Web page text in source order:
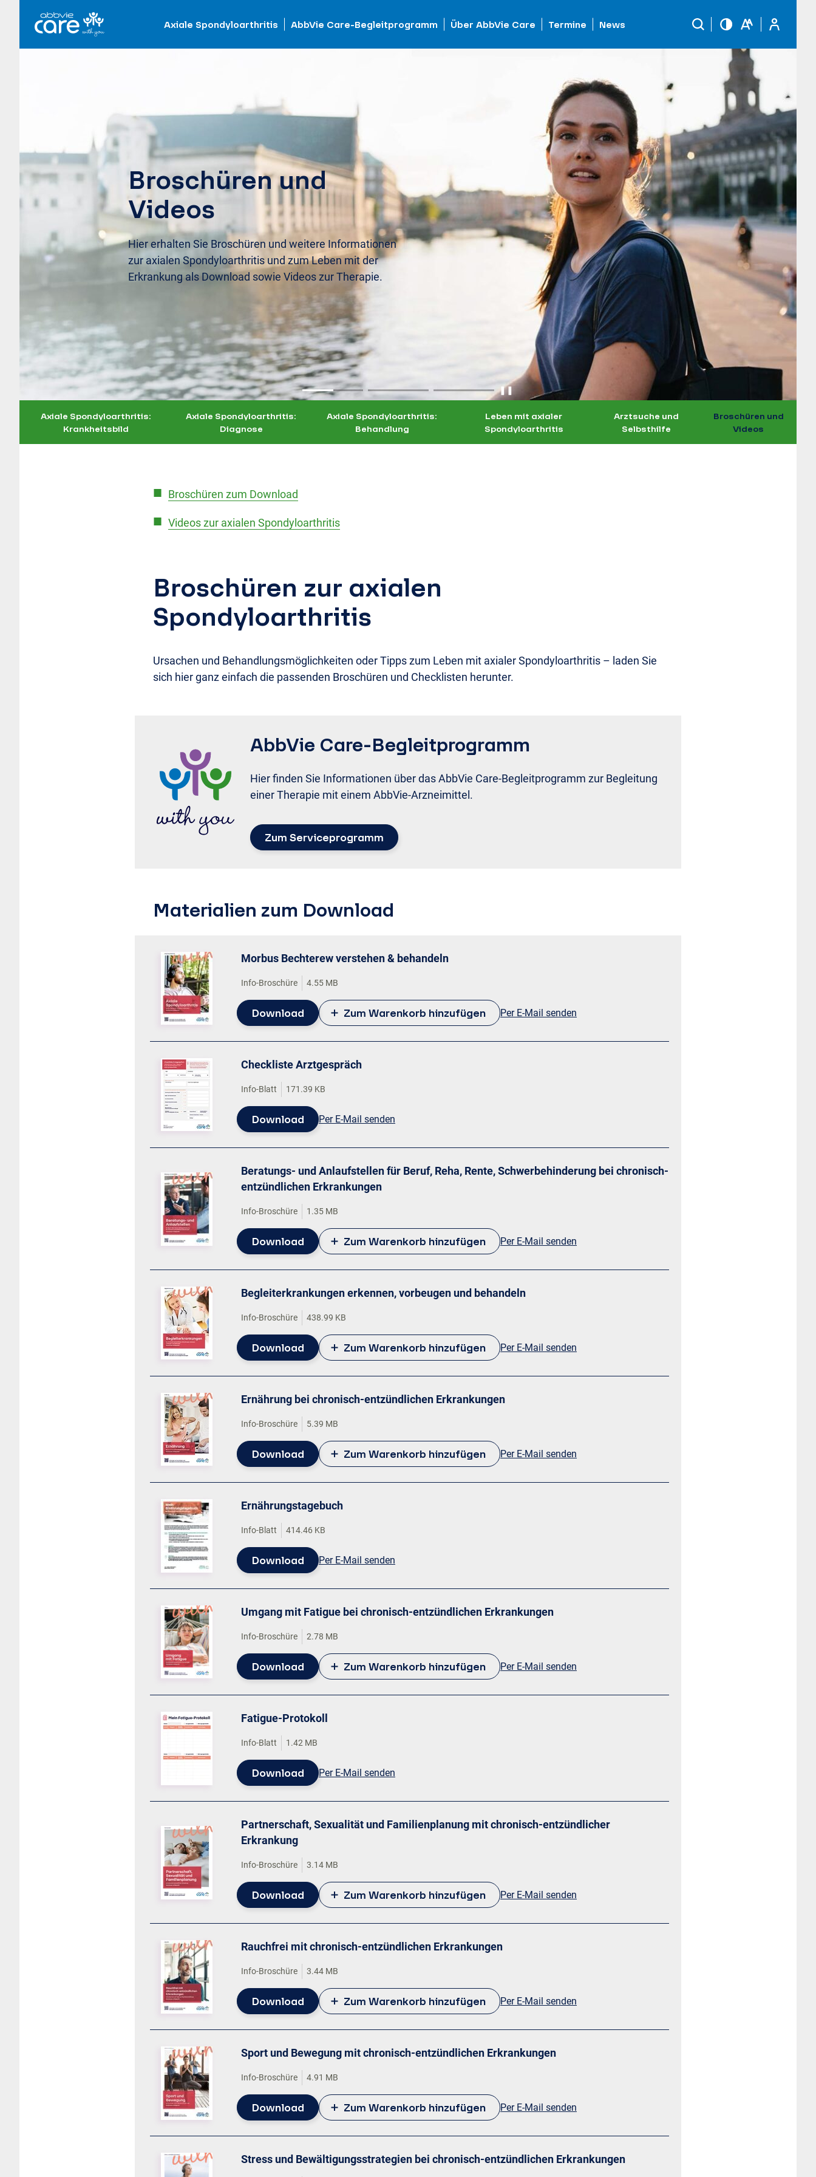
Axiale Spondyloarthritis AbbVie Care-Begleitprogramm Über AbbVie Care Termine News
Broschüren und
Videos
Hier erhalten Sie Broschüren und weitere Informationen
zur axialen Spondyloarthritis und zum Leben mit der
Erkrankung als Download sowie Videos zur Therapie.
❚❚
Axiale Spondyloarthritis:
Krankheitsbild
Axiale Spondyloarthritis:
Diagnose
Axiale Spondyloarthritis:
Behandlung
Leben mit axialer
Spondyloarthritis
Arztsuche und
Selbsthilfe
Broschüren und
Videos
Broschüren zum Download
Videos zur axialen Spondyloarthritis
Broschüren zur axialen
Spondyloarthritis
Ursachen und Behandlungsmöglichkeiten oder Tipps zum Leben mit axialer Spondyloarthritis – laden Sie
sich hier ganz einfach die passenden Broschüren und Checklisten herunter.
AbbVie Care-Begleitprogramm
Hier finden Sie Informationen über das AbbVie Care-Begleitprogramm zur Begleitung
einer Therapie mit einem AbbVie-Arzneimittel.
Zum Serviceprogramm
Materialien zum Download
Morbus Bechterew verstehen & behandeln
Info-Broschüre 4.55 MB
Download Zum Warenkorb hinzufügen Per E-Mail senden
Checkliste Arztgespräch
Info-Blatt 171.39 KB
Download Per E-Mail senden
Beratungs- und Anlaufstellen für Beruf, Reha, Rente, Schwerbehinderung bei chronisch-
entzündlichen Erkrankungen
Info-Broschüre 1.35 MB
Download Zum Warenkorb hinzufügen Per E-Mail senden
Begleiterkrankungen erkennen, vorbeugen und behandeln
Info-Broschüre 438.99 KB
Download Zum Warenkorb hinzufügen Per E-Mail senden
Ernährung bei chronisch-entzündlichen Erkrankungen
Info-Broschüre 5.39 MB
Download Zum Warenkorb hinzufügen Per E-Mail senden
Ernährungstagebuch
Info-Blatt 414.46 KB
Download Per E-Mail senden
Umgang mit Fatigue bei chronisch-entzündlichen Erkrankungen
Info-Broschüre 2.78 MB
Download Zum Warenkorb hinzufügen Per E-Mail senden
Fatigue-Protokoll
Info-Blatt 1.42 MB
Download Per E-Mail senden
Partnerschaft, Sexualität und Familienplanung mit chronisch-entzündlicher
Erkrankung
Info-Broschüre 3.14 MB
Download Zum Warenkorb hinzufügen Per E-Mail senden
Rauchfrei mit chronisch-entzündlichen Erkrankungen
Info-Broschüre 3.44 MB
Download Zum Warenkorb hinzufügen Per E-Mail senden
Sport und Bewegung mit chronisch-entzündlichen Erkrankungen
Info-Broschüre 4.91 MB
Download Zum Warenkorb hinzufügen Per E-Mail senden
Stress und Bewältigungsstrategien bei chronisch-entzündlichen Erkrankungen